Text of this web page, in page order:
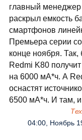
главный менеджер
раскрыл емкость
смартфонов
Премьера серии
конце ноября. Так,
Redmi K80
на 6000 мА*ч. А
оснастят
6500 мА*ч. И там,
04:00, Ноябрь